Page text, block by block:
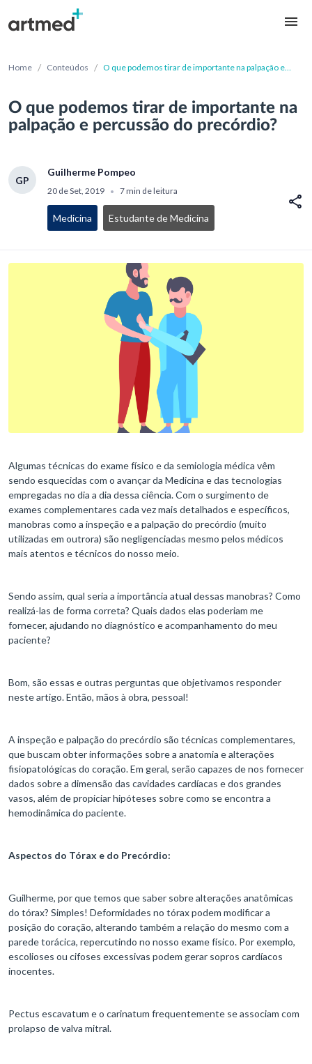
Home / Conteúdos / O que podemos tirar de importante na palpação e
O que podemos tirar de importante na
palpação e percussão do precórdio?
GP
Guilherme Pompeo
20 de Set, 2019 • 7 min de leitura
Medicina Estudante de Medicina
Algumas técnicas do exame físico e da semiologia médica vêm
sendo esquecidas com o avançar da Medicina e das tecnologias
empregadas no dia a dia dessa ciência. Com o surgimento de
exames complementares cada vez mais detalhados e específicos,
manobras como a inspeção e a palpação do precórdio (muito
utilizadas em outrora) são negligenciadas mesmo pelos médicos
mais atentos e técnicos do nosso meio.
Sendo assim, qual seria a importância atual dessas manobras? Como
realizá-las de forma correta? Quais dados elas poderiam me
fornecer, ajudando no diagnóstico e acompanhamento do meu
paciente?
Bom, são essas e outras perguntas que objetivamos responder
neste artigo. Então, mãos à obra, pessoal!
A inspeção e palpação do precórdio são técnicas complementares,
que buscam obter informações sobre a anatomia e alterações
fisiopatológicas do coração. Em geral, serão capazes de nos fornecer
dados sobre a dimensão das cavidades cardíacas e dos grandes
vasos, além de propiciar hipóteses sobre como se encontra a
hemodinâmica do paciente.
Aspectos do Tórax e do Precórdio:
Guilherme, por que temos que saber sobre alterações anatômicas
do tórax? Simples! Deformidades no tórax podem modificar a
posição do coração, alterando também a relação do mesmo com a
parede torácica, repercutindo no nosso exame físico. Por exemplo,
escolioses ou cifoses excessivas podem gerar sopros cardíacos
inocentes.
Pectus escavatum e o carinatum frequentemente se associam com
prolapso de valva mitral.